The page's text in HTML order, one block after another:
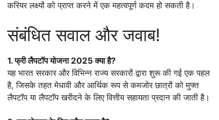
करियर लक्ष्यों को प्राप्त करने में एक महत्वपूर्ण कदम हो सकती है।
संबंधित सवाल और जवाब!
1. फ्री लैपटॉप योजना 2025 क्या है?
यह भारत सरकार और विभिन्न राज्य सरकारों द्वारा शुरू की गई एक पहल
है, जिसके तहत मेधावी और आर्थिक रूप से कमजोर छात्रों को मुफ्त
लैपटॉप या लैपटॉप खरीदने के लिए वित्तीय सहायता प्रदान की जाती है।